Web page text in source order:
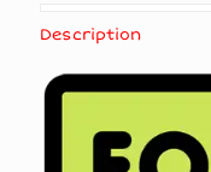
Description